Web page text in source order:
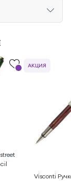
Visconti
АКЦИЯ